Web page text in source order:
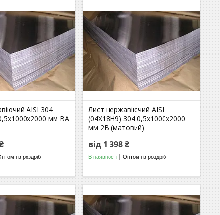
AISI 304
мм ВА
і в роздріб
Лист нержавіючий AISI
(04Х18Н9) 304 0,5х1000х2000
мм 2В (матовий)
від 1 398 ₴
В наявності Оптом і в роздріб